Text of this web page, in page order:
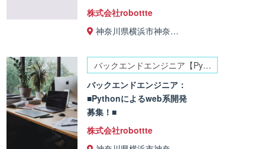
株式会社robottte
神奈川県横浜市神奈…
バックエンドエンジニア【Py…
バックエンドエンジニア：
■Pythonによるweb系開発
募集！■
株式会社robottte